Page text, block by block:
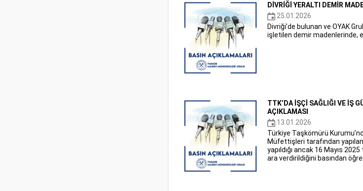
DİVRİĞİ YERALTI DEMİR
25.01.2026
Divriği’de bulunan ve OYAK
işletilen demir madenlerinde,
TTK’DA İŞÇİ SAĞLIĞI VE İŞ
AÇIKLAMASI
13.01.2026
Türkiye Taşkömürü
Müfettişleri tarafından
yapıldığı ancak 16 Mayıs
ara verdirildiğini basından